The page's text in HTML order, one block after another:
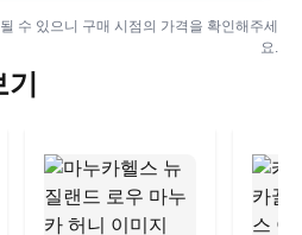
수 있으니 구매 시점의 가격을 확인해주세
요.